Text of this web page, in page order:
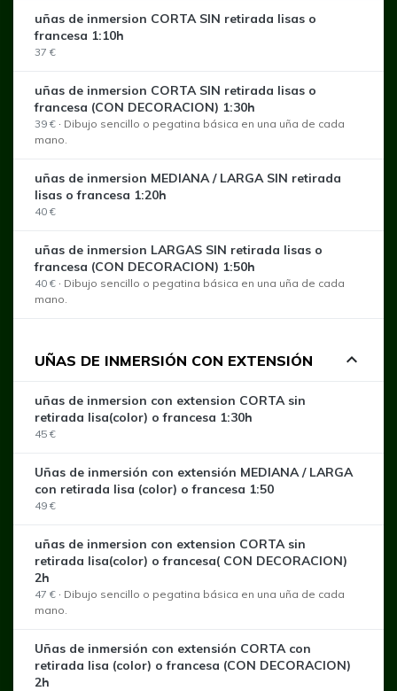
uñas de inmersion CORTA SIN retirada lisas o
francesa 1:10h
37 €
uñas de inmersion CORTA SIN retirada lisas o
francesa (CON DECORACION) 1:30h
39 € · Dibujo sencillo o pegatina básica en una uña de cada
mano.
uñas de inmersion MEDIANA / LARGA SIN retirada
lisas o francesa 1:20h
40 €
uñas de inmersion LARGAS SIN retirada lisas o
francesa (CON DECORACION) 1:50h
40 € · Dibujo sencillo o pegatina básica en una uña de cada
mano.
UÑAS DE INMERSIÓN CON EXTENSIÓN expand_less
uñas de inmersion con extension CORTA sin
retirada lisa(color) o francesa 1:30h
45 €
Uñas de inmersión con extensión MEDIANA / LARGA
con retirada lisa (color) o francesa 1:50
49 €
uñas de inmersion con extension CORTA sin
retirada lisa(color) o francesa( CON DECORACION)
2h
47 € · Dibujo sencillo o pegatina básica en una uña de cada
mano.
Uñas de inmersión con extensión CORTA con
retirada lisa (color) o francesa (CON DECORACION)
2h